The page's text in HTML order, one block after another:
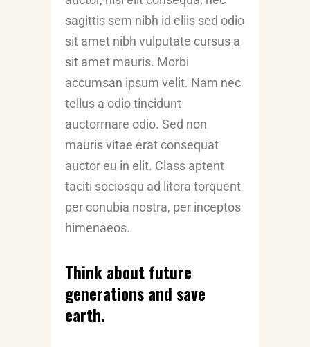
sagittis sem nibh id eliis sed odio
sit amet nibh vulputate cursus a
sit amet mauris. Morbi
accumsan ipsum velit. Nam nec
tellus a odio tincidunt
auctorrnare odio. Sed non
mauris vitae erat consequat
auctor eu in elit. Class aptent
taciti sociosqu ad litora torquent
per conubia nostra, per inceptos
himenaeos.
Think about future
generations and save
earth.